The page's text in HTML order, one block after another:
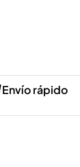
Envío rápido